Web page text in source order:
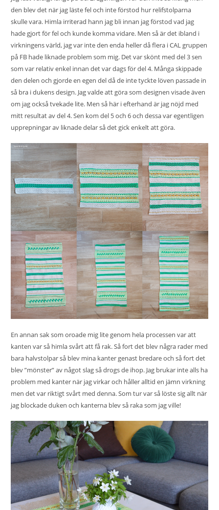
den blev det när jag läste fel och inte förstod hur relifstolparna
skulle vara. Himla irriterad hann jag bli innan jag förstod vad jag
hade gjort för fel och kunde komma vidare. Men så är det ibland i
virkningens värld, jag var inte den enda heller då flera i CAL gruppen
på FB hade liknade problem som mig. Det var skönt med del 3 sen
som var relativ enkel innan det var dags för del 4. Många skippade
den delen och gjorde en egen del då de inte tyckte löven passade in
så bra i dukens design. Jag valde att göra som designen visade även
om jag också tvekade lite. Men så här i efterhand är jag nöjd med
mitt resultat av del 4. Sen kom del 5 och 6 och dessa var egentligen
upprepningar av liknade delar så det gick enkelt att göra.
En annan sak som oroade mig lite genom hela processen var att
kanten var så himla svårt att få rak. Så fort det blev några rader med
bara halvstolpar så blev mina kanter genast bredare och så fort det
blev ”mönster” av något slag så drogs de ihop. Jag brukar inte alls ha
problem med kanter när jag virkar och håller alltid en jämn virkning
men det var riktigt svårt med denna. Som tur var så löste sig allt när
jag blockade duken och kanterna blev så raka som jag ville!